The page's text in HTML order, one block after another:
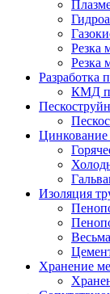
Резка
Резка
КМД
Цинкование
Изоляция
Хранение